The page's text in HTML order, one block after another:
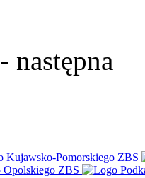
- następna